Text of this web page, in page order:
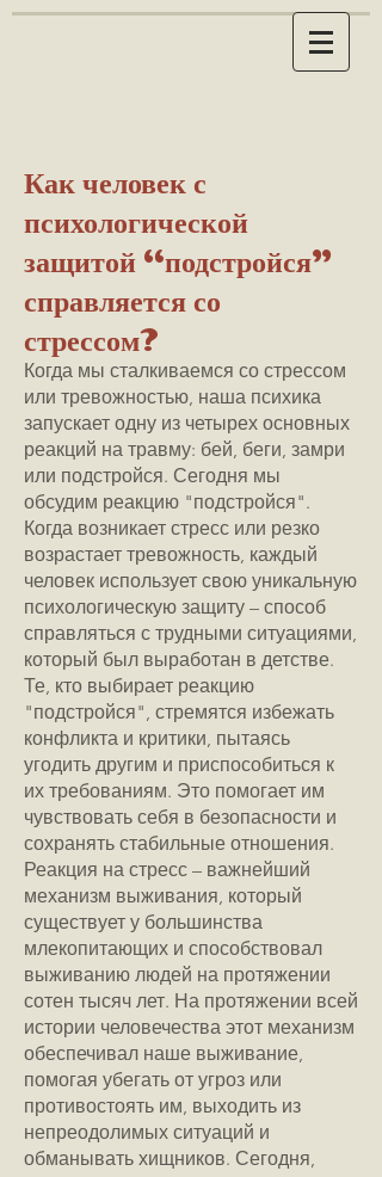
Как человек с
психологической
защитой “подстройся”
справляется со
стрессом?
Когда мы сталкиваемся со стрессом
или тревожностью, наша психика
запускает одну из четырех основных
реакций на травму: бей, беги, замри
или подстройся. Сегодня мы
обсудим реакцию "подстройся".
Когда возникает стресс или резко
возрастает тревожность, каждый
человек использует свою уникальную
психологическую защиту – способ
справляться с трудными ситуациями,
который был выработан в детстве.
Те, кто выбирает реакцию
"подстройся", стремятся избежать
конфликта и критики, пытаясь
угодить другим и приспособиться к
их требованиям. Это помогает им
чувствовать себя в безопасности и
сохранять стабильные отношения.
Реакция на стресс – важнейший
механизм выживания, который
существует у большинства
млекопитающих и способствовал
выживанию людей на протяжении
сотен тысяч лет. На протяжении всей
истории человечества этот механизм
обеспечивал наше выживание,
помогая убегать от угроз или
противостоять им, выходить из
непреодолимых ситуаций и
обманывать хищников. Сегодня,